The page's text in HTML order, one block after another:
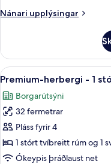
Beds
Bed
Nánari upplýsingar
Nánari
Room,
Twin
with
Sofa
Bed
Skoða
allar
myndir
fyrir
Premium-
herbergi
-
9
Premium-herbergi - 1
Borgarútsýni
32 fermetrar
Pláss fyrir 4
1 stórt tvíbreitt rúm og 1
Ókeypis þráðlaust net